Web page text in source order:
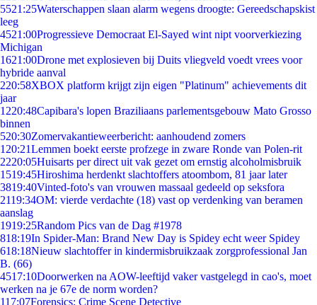
5521:25Waterschappen slaan alarm wegens droogte: Gereedschapskist
leeg
4521:00Progressieve Democraat El-Sayed wint nipt voorverkiezing
Michigan
1621:00Drone met explosieven bij Duits vliegveld voedt vrees voor
hybride aanval
220:58XBOX platform krijgt zijn eigen "Platinum" achievements dit
jaar
1220:48Capibara's lopen Braziliaans parlementsgebouw Mato Grosso
binnen
520:30Zomervakantieweerbericht: aanhoudend zomers
1 20:21Lemmen boekt eerste profzege in zware Ronde van Polen-rit
2220:05Huisarts per direct uit vak gezet om ernstig alcoholmisbruik
1519:45Hiroshima herdenkt slachtoffers atoombom, 81 jaar later
3819:40Vinted-foto's van vrouwen massaal gedeeld op seksfora
2119:34OM: vierde verdachte (18) vast op verdenking van beramen
aanslag
1919:25Random Pics van de Dag #1978
818:19In Spider-Man: Brand New Day is Spidey echt weer Spidey
618:18Nieuw slachtoffer in kindermisbruikzaak zorgprofessional Jan
B. (66)
4517:10Doorwerken na AOW-leeftijd vaker vastgelegd in cao's, moet
werken na je 67e de norm worden?
117:07Forensics: Crime Scene Detective